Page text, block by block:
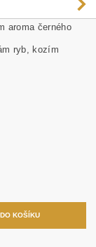
aroma černého
ryb, kozím